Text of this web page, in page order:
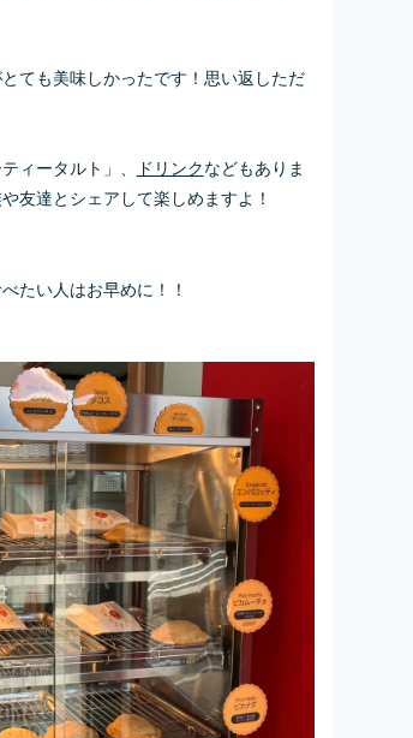
ても美味しかったです！思い返しただ
ィータルト」、 ドリンクなどもありま
友達とシェアして楽しめますよ！
たい人はお早めに！！